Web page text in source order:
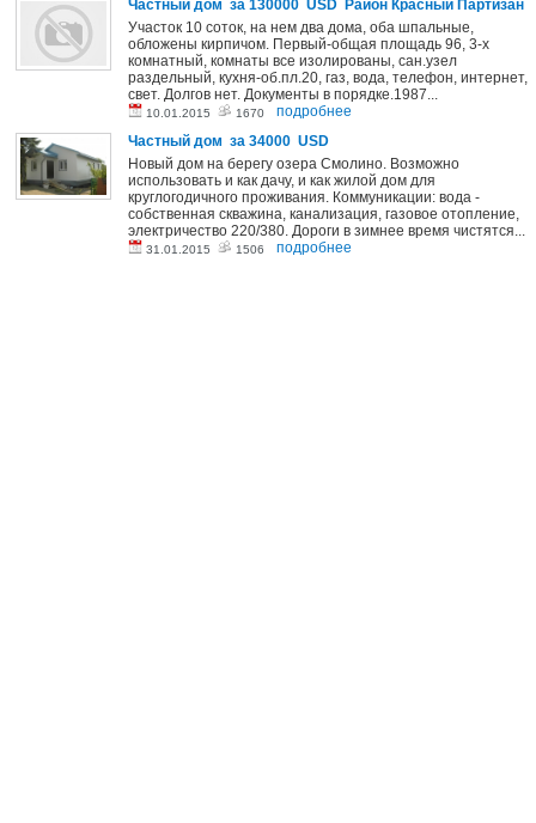
Частный дом за 130000 USD Район Красный Партизан
Участок 10 соток, на нем два дома, оба шпальные,
обложены кирпичом. Первый-общая площадь 96, 3-х
комнатный, комнаты все изолированы, сан.узел
раздельный, кухня-об.пл.20, газ, вода, телефон, интернет,
свет. Долгов нет. Документы в порядке.1987...
10.01.2015 1670
подробнее
Частный дом за 34000 USD
Новый дом на берегу озера Смолино. Возможно
использовать и как дачу, и как жилой дом для
круглогодичного проживания. Коммуникации: вода -
собственная скважина, канализация, газовое отопление,
электричество 220/380. Дороги в зимнее время чистятся...
31.01.2015 1506 подробнее